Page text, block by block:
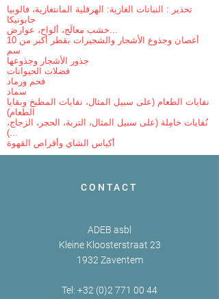
تحذير : النباتات الغازية: الهرقلية المانتغازية، فالوبيا
جابونيكا
خشب معالَج، ألواح، عوارض...
أغصان وجذوع الأشجار والشجيرات بقطر أكبر من 10
سم
جذور الأشجار وجذوعها
فضلات الحيوانات
فحم ورماد
سماد
نفايات الطعام (على سبيل المثال، نفايات المطبخ وبقايا
الطعام)
نُفايات خامِلة (على سبيل المثال، التربة، الحجر، الزجاج،
...)
أكياس الشاي وأقراص القهوة
CONTACT
ADEB asbl
Kleine Kloosterstraat 23
1932 Zaventem
Tel: +32 (0)2 771 00 44